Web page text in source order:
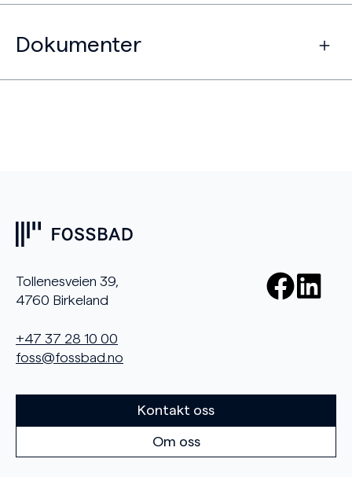
Dokumenter
Tollenesveien 39,
4760 Birkeland
+47 37 28 10 00
foss@fossbad.no
Kontakt oss
Om oss